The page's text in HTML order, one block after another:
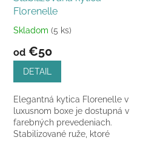
Florenelle
Priemerné
produktu
5
hviezdičiek.
Skladom (5 ks)
od €50
DETAIL
Elegantná kytica Florenelle v
luxusnom boxe je dostupná v
farebných prevedeniach.
Stabilizované ruže, ktoré